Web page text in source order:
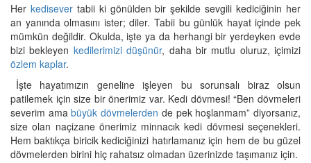
Her kedisevertabii ki gönülden bir şekilde sevgili kediciğinin her
an yanında olmasını ister; diler. Tabii bu günlük hayat içinde pek
mümkün değildir. Okulda, işte ya da herhangi bir yerdeyken evde
bizi bekleyen kedilerimizi düşünür, daha bir mutlu oluruz, içimizi
özlem kaplar.
İşte hayatımızın geneline işleyen bu sorunsalı biraz olsun
patilemek için size bir önerimiz var. Kedi dövmesi! “Ben dövmeleri
severim amabüyük dövmelerden de pek hoşlanmam” diyorsanız,
size olan naçizane önerimiz minnacık kedi dövmesi seçenekleri.
Hem baktıkça biricik kediciğinizi hatırlamanız için hem de bu güzel
dövmelerden birini hiç rahatsız olmadan üzerinizde taşımanız için.